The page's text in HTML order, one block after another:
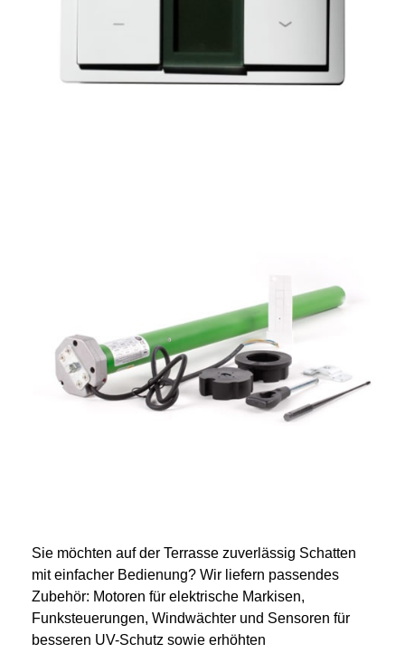
Sie möchten auf der Terrasse zuverlässig Schatten
mit einfacher Bedienung? Wir liefern passendes
Zubehör: Motoren für elektrische Markisen,
Funksteuerungen, Windwächter und Sensoren für
besseren UV-Schutz sowie erhöhten